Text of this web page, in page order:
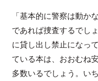
「基本的に警察は動か
であれば捜査するでし
に貸し出し禁止になっ
ている本は、おおむね
多数いるでしょう。い